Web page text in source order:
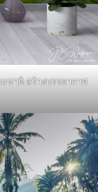
ชาติ สร้างบรรยากาศ